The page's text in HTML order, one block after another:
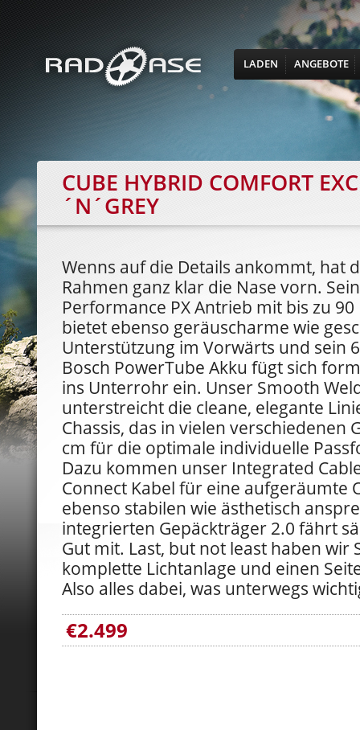
LADEN ANGEBOTE
CUBE HYBRID COMFORT
´N´GREY
Wenns auf die Details ankommt, hat
Rahmen ganz klar die Nase vorn.
Performance PX Antrieb mit bis zu
bietet ebenso geräuscharme wie
Unterstützung im Vorwärts und sein
Bosch PowerTube Akku fügt sich
ins Unterrohr ein. Unser Smooth
unterstreicht die cleane, elegante
Chassis, das in vielen verschiedenen
cm für die optimale individuelle
Dazu kommen unser Integrated
Connect Kabel für eine aufgeräumte
ebenso stabilen wie ästhetisch
integrierten Gepäckträger 2.0 fährt
Gut mit. Last, but not least haben wir
komplette Lichtanlage und einen
Also alles dabei, was unterwegs
€2.499